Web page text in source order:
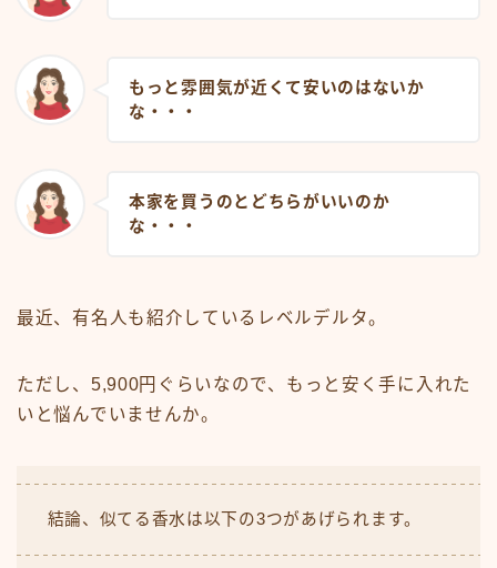
もっと雰囲気が近くて安いのはないか
な・・・
本家を買うのとどちらがいいのか
な・・・
最近、有名人も紹介しているレベルデルタ。
ただし、5,900円ぐらいなので、もっと安く手に入れた
いと悩んでいませんか。
結論、似てる香水は以下の3つがあげられます。